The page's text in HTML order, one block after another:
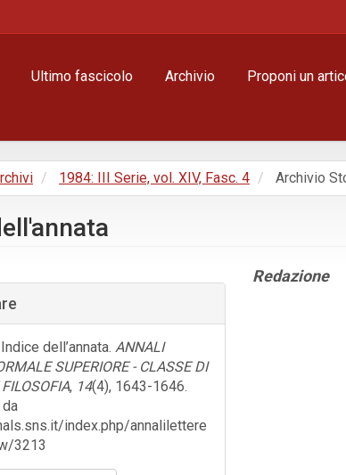
Ultimo fascicolo Archivio Proponi un
1984: III Serie, vol. XIV, Fasc. 4 Archivio
dell’annata. ANNALI
SUPERIORE - CLASSE DI
, 14(4), 1643-1646.
index.php/annalilettere
3213
Contenuto
Redazione